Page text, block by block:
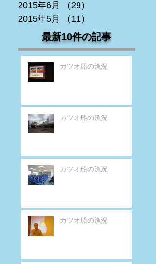
2015年6月
（29）
2015年5月
（11）
最新10件の記事
カツオ船の漁況
カツオ船の漁況
カツオ船の漁況
カツオ船の漁況